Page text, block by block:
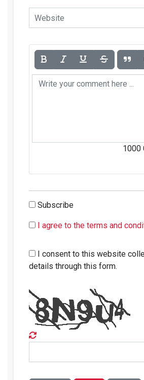
1000
Subscribe
I agree to the terms and
I consent to this website
details through this form.